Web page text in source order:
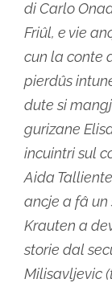
di Carlo
Friûl, e vie
cun la conte
pierdûs
dute si
gurizane
incuintri sul
Aida
ancje a fâ un
Krauten a
storie dal
Milisavljevic